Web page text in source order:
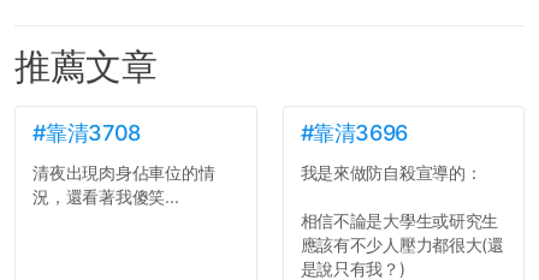
推薦文章
#靠清3708
清夜出現肉身佔車位的情
況，還看著我傻笑...
#靠清3696
我是來做防自殺宣導的：
相信不論是大學生或研究生
應該有不少人壓力都很大(還
是說只有我？)